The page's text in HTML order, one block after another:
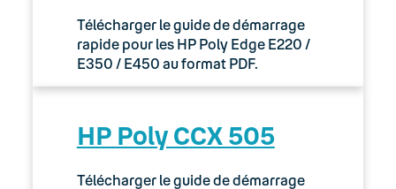
Télécharger le guide de démarrage
rapide pour les HP Poly Edge E220 /
E350 / E450 au format PDF.
HP Poly CCX 505
Télécharger le guide de démarrage